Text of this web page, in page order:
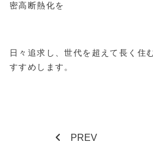
密高断熱化を
日々追求し、世代を超えて長く住
すすめします。
PREV